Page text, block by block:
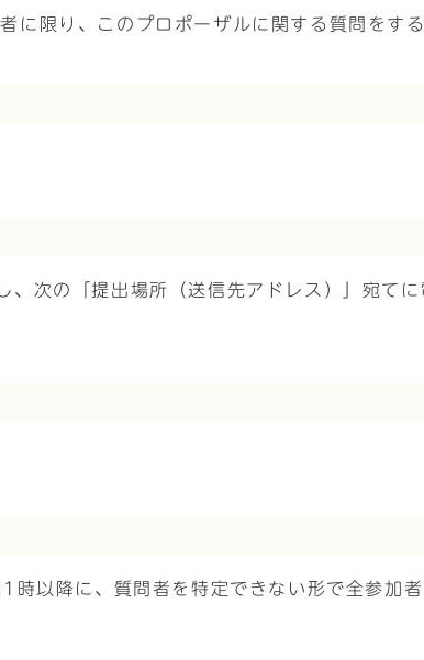
に限り、このプロポーザルに関する質問をす
次の「提出場所（送信先アドレス）」宛て
以降に、質問者を特定できない形で全参加